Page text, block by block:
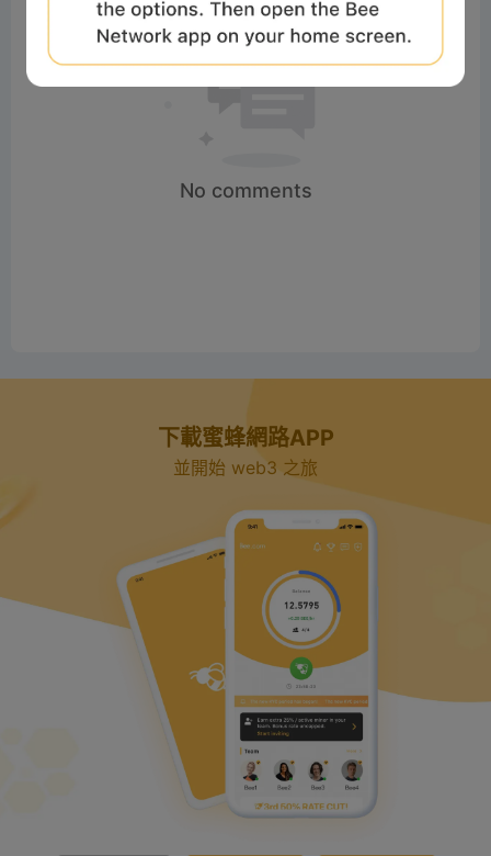
No comments
下載蜜蜂網路APP
並開始 web3 之旅